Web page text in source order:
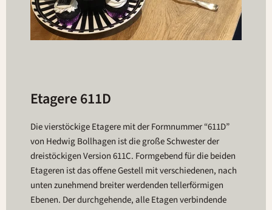
Etagere 611D
Die vierstöckige Etagere mit der Formnummer “611D”
von Hedwig Bollhagen ist die große Schwester der
dreistöckigen Version 611C. Formgebend für die beiden
Etageren ist das offene Gestell mit verschiedenen, nach
unten zunehmend breiter werdenden tellerförmigen
Ebenen. Der durchgehende, alle Etagen verbindende